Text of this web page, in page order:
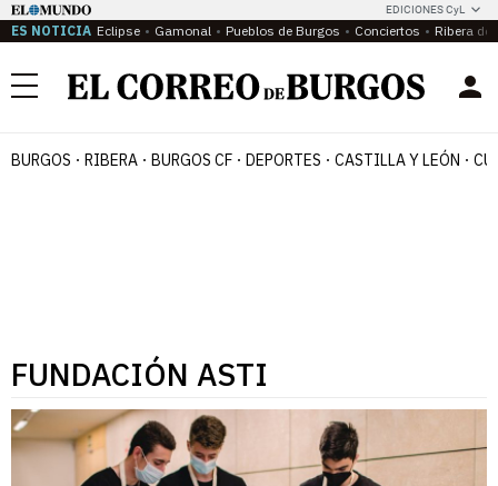
EDICIONES CyL
ES NOTICIA Eclipse Gamonal Pueblos de Burgos Conciertos Ribera del
Menú
BURGOS RIBERA BURGOS CF DEPORTES CASTILLA Y LEÓN
FUNDACIÓN ASTI